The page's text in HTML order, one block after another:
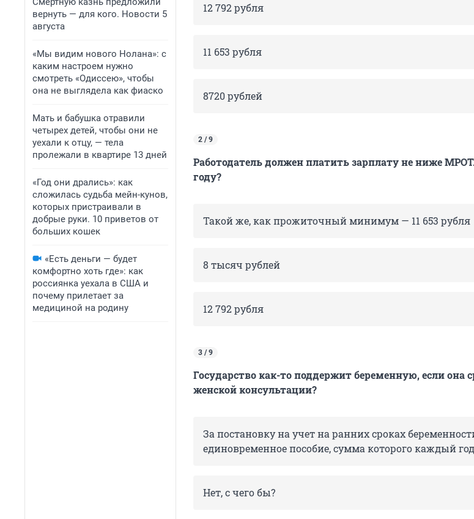
вернуть — для кого. Новости 5
августа
«Мы видим нового Нолана»: с
каким настроем нужно
смотреть «Одиссею», чтобы
она не выглядела как фиаско
Мать и бабушка отравили
четырех детей, чтобы они не
уехали к отцу, — тела
пролежали в квартире 13 дней
«Год они дрались»: как
сложилась судьба мейн-кунов,
которых пристраивали в
добрые руки. 10 приветов от
больших кошек
«Есть деньги — будет
комфортно хоть где»: как
россиянка уехала в США и
почему прилетает за
медициной на родину
12 792 рубля
11 653 рубля
8720 рублей
2 / 9
Работодатель должен платить зарплату не ниже
году?
Такой же, как прожиточный минимум — 11 653 рубля
8 тысяч рублей
12 792 рубля
3 / 9
Государство как-то поддержит беременную, если она
женской консультации?
За постановку на учет на ранних сроках
единовременное пособие, сумма которого каждый
Нет, с чего бы?